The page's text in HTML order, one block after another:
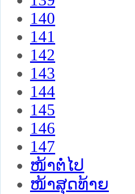
140
141
142
143
144
145
146
147
ໜ້າຕໍ່ໄປ
ໜ້າສຸດທ້າຍ